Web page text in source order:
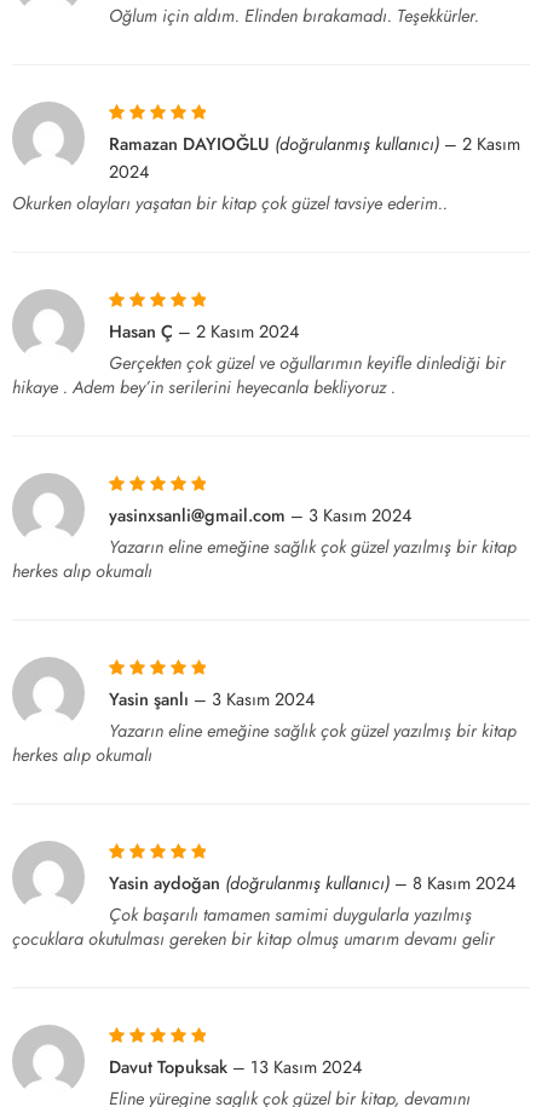
Oğlum için aldım. Elinden bırakamadı. Teşekkürler.
5 üzerinden5
Ramazan DAYIOĞLU (doğrulanmış kullanıcı) – 2 Kasım
2024
Okurken olayları yaşatan bir kitap çok güzel tavsiye ederim..
5 üzerinden
5
Hasan Ç – 2 Kasım 2024
Gerçekten çok güzel ve oğullarımın keyifle dinlediği bir
hikaye . Adem bey’in serilerini heyecanla bekliyoruz .
5 üzerinden5
oy aldı
yasinxsanli@gmail.com – 3 Kasım 2024
Yazarın eline emeğine sağlık çok güzel yazılmış bir kitap
herkes alıp okumalı
5 üzerinden
oy aldı
Yasin şanlı – 3 Kasım 2024
Yazarın eline emeğine sağlık çok güzel yazılmış bir kitap
herkes alıp okumalı
5 üzerinden 5
Yasin aydoğan (doğrulanmış kullanıcı) – 8 Kasım 2024
Çok başarılı tamamen samimi duygularla yazılmış
çocuklara okutulması gereken bir kitap olmuş umarım devamı gelir
5 üzerinden5
Davut Topuksak – 13 Kasım 2024
Eline yüregine saglık çok güzel bir kitap, devamını